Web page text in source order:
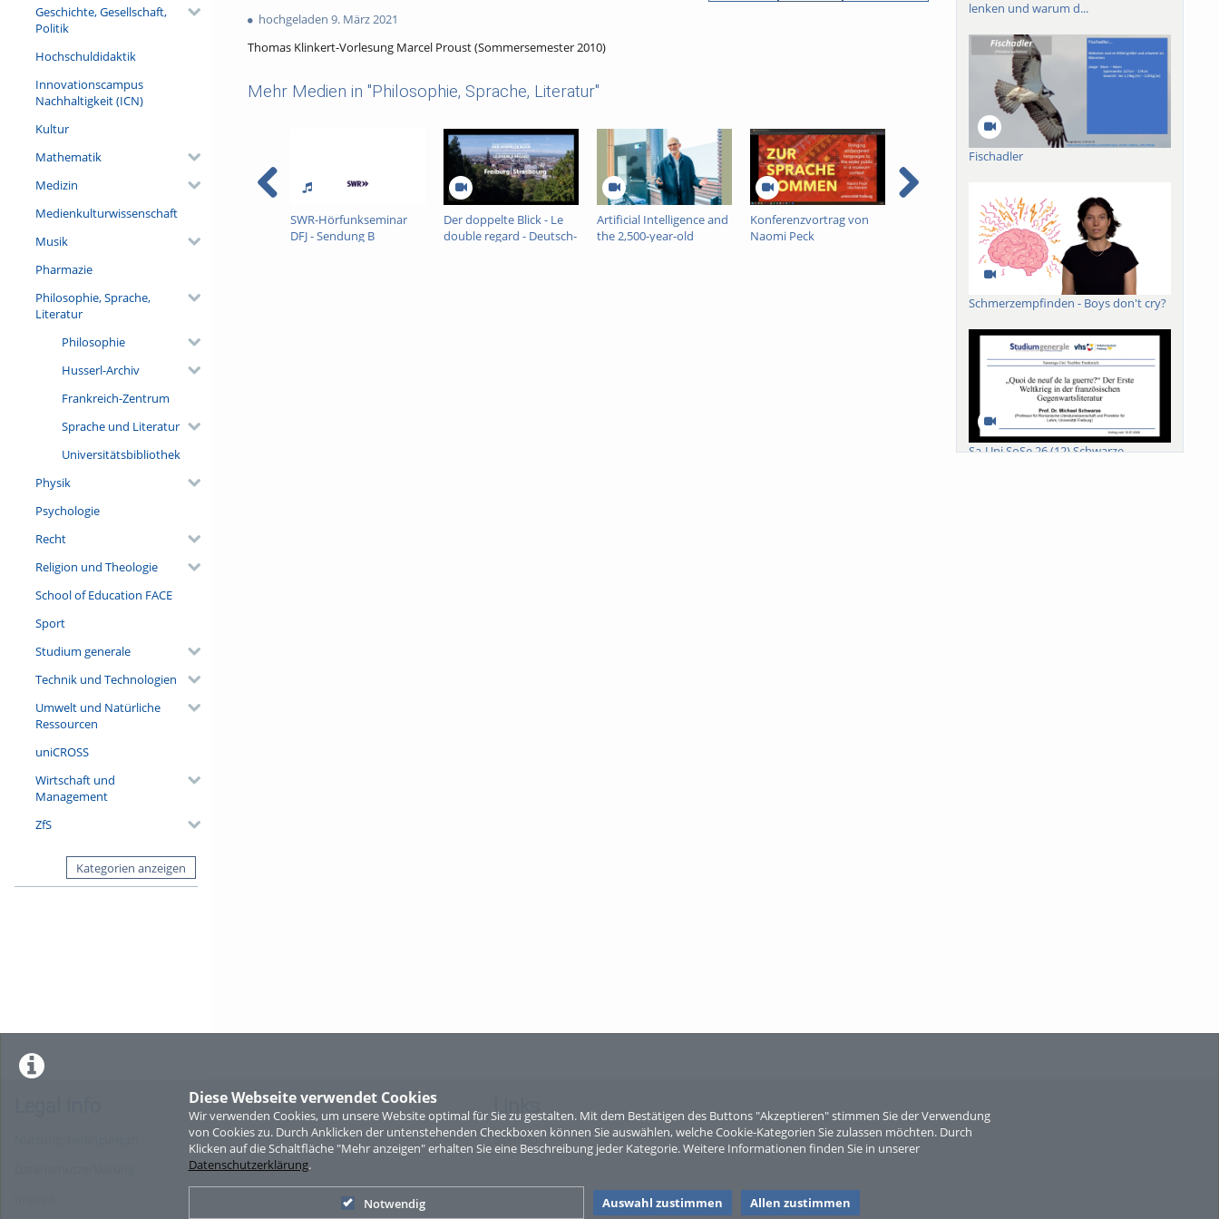
Diese Webseite verwendet Cookies
Wir verwenden Cookies, um unsere Website optimal für Sie zu gestalten. Mit dem Bestätigen des Buttons "Akzeptieren" stimmen Sie der Verwendung
von Cookies zu. Durch Anklicken der untenstehenden Checkboxen können Sie auswählen, welche Cookie-Kategorien Sie zulassen möchten. Durch
Klicken auf die Schaltfläche "Mehr anzeigen" erhalten Sie eine Beschreibung jeder Kategorie. Weitere Informationen finden Sie in unserer
Datenschutzerklärung.
Notwendig Auswahl zustimmen Allen zustimmen
Geschichte, Gesellschaft,
Politik
Hochschuldidaktik
Innovationscampus
Nachhaltigkeit (ICN)
Kultur
Mathematik
Medizin
Medienkulturwissenschaft
Musik
Pharmazie
Philosophie, Sprache,
Literatur
Philosophie
Husserl-Archiv
Frankreich-Zentrum
Sprache und Literatur
Universitätsbibliothek
Physik
Psychologie
Recht
Religion und Theologie
School of Education FACE
Sport
Studium generale
Technik und Technologien
Umwelt und Natürliche
Ressourcen
uniCROSS
Wirtschaft und
Management
ZfS
Kategorien anzeigen
views
favorites
hochgeladen 9. März 2021
Thomas Klinkert-Vorlesung Marcel Proust (Sommersemester 2010)
Mehr Medien in "Philosophie, Sprache, Literatur"
SWR-Hörfunkseminar
DFJ - Sendung B
Der doppelte Blick - Le
double regard - Deutsch-
Artificial Intelligence and
the 2,500-year-old
Konferenzvortrag von
Naomi Peck
Linguistik Video 2 Linguistik Video 1
lenken und warum d...
Fischadler
Schmerzempfinden - Boys don't cry?
Sa-Uni SoSe 26 (12) Schwarze
Links
Sitemap